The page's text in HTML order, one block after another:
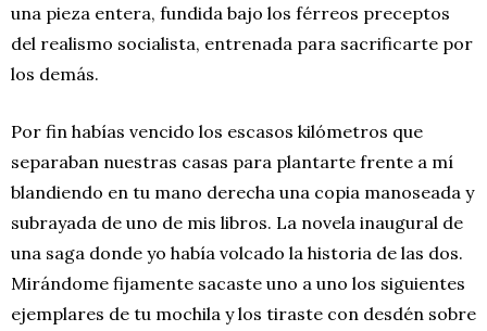
una pieza entera, fundida bajo los férreos preceptos
del realismo socialista, entrenada para sacrificarte por
los demás.
Por fin habías vencido los escasos kilómetros que
separaban nuestras casas para plantarte frente a mí
blandiendo en tu mano derecha una copia manoseada y
subrayada de uno de mis libros. La novela inaugural de
una saga donde yo había volcado la historia de las dos.
Mirándome fijamente sacaste uno a uno los siguientes
ejemplares de tu mochila y los tiraste con desdén sobre